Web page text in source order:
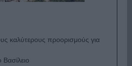
καλύτερους προορισμούς για